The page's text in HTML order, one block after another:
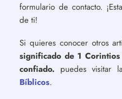
formulario de contacto.
de ti!
Si quieres conocer otros
significado de 1
confiado. puedes visitar
Bíblicos.